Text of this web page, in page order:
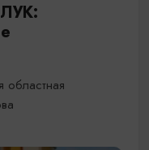
ЛУК:
областная